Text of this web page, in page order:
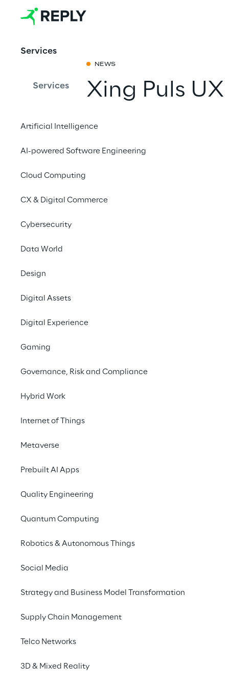
Services
Services
Artificial Intelligence
AI-powered Software Engineering
Cloud Computing
CX & Digital Commerce
Cybersecurity
Data World
Design
Digital Assets
Digital Experience
Gaming
Governance, Risk and Compliance
Hybrid Work
Internet of Things
Metaverse
Prebuilt AI Apps
Quality Engineering
Quantum Computing
Robotics & Autonomous Things
Social Media
Strategy and Business Model Transformation
Supply Chain Management
Telco Networks
3D & Mixed Reality
NEWS
Xing Puls
Realitäten und was
Hamburger
„Human Centered
Bereich Extended
in digitalen
Transformation,
09. Dezember
Winterwonderland
Impulsvortrag: